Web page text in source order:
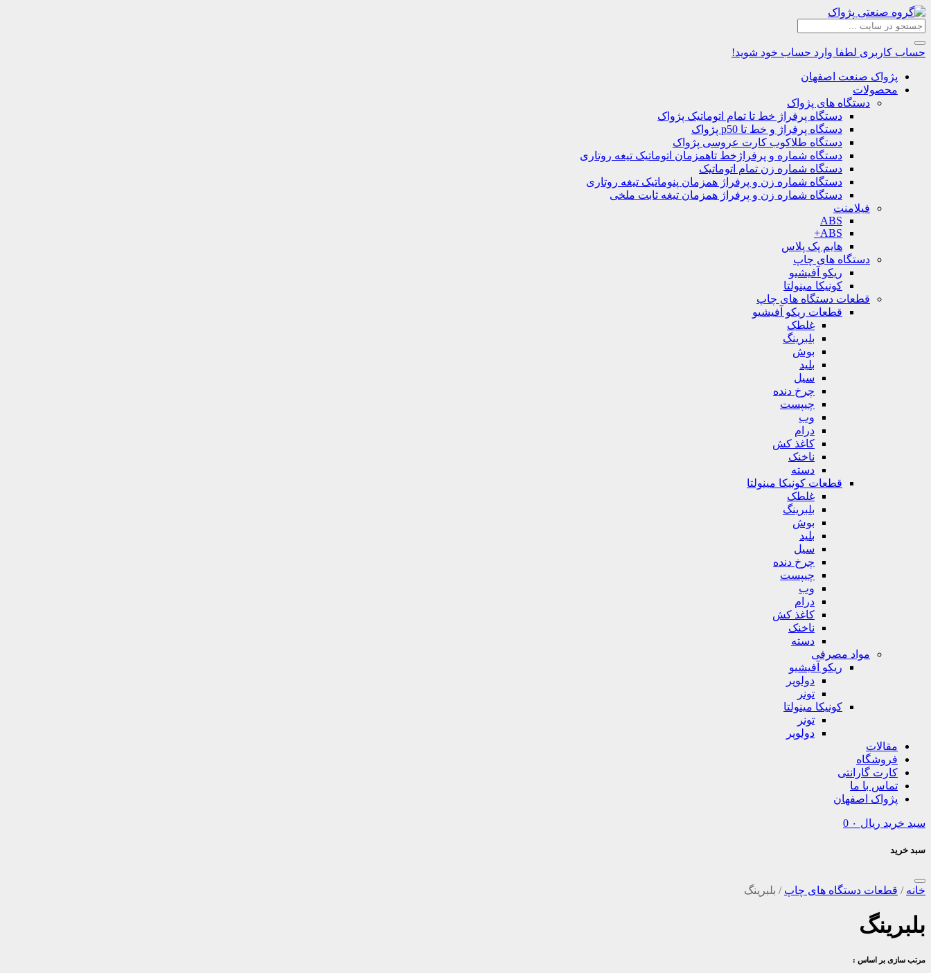
حساب کاربری لطفا وارد حساب خود شوید!
پژواک صنعت اصفهان
محصولات
دستگاه های پژواک
دستگاه پرفراژ خط تا تمام اتوماتیک پژواک
دستگاه پرفراژ و خط تا p50 پژواک
دستگاه طلاکوب کارت عروسی پژواک
دستگاه شماره و پرفراژخط تاهمزمان اتوماتیک تیغه روتاری
دستگاه شماره زن تمام اتوماتیک
دستگاه شماره زن و پرفراژ همزمان پنوماتیک تیغه روتاری
دستگاه شماره زن و پرفراژ همزمان تیغه ثابت ملخی
فیلامنت
ABS
ABS+
هایم پک پلاس
دستگاه های چاپ
ریکو آفیشیو
کونیکا مینولتا
قطعات دستگاه های چاپ
قطعات ریکو آفیشیو
غلطک
بلبرینگ
بوش
بلید
سیل
چرخ دنده
چیپست
وب
درام
کاغذ کش
ناخنک
دسته
قطعات کونیکا مینولتا
غلطک
بلبرینگ
بوش
بلید
سیل
چرخ دنده
چیپست
وب
درام
کاغذ کش
ناخنک
دسته
مواد مصرفی
ریکو آفیشیو
دولوپر
تونر
کونیکا مینولتا
تونر
دولوپر
مقالات
فروشگاه
کارت گارانتی
تماس با ما
پژواک اصفهان
سبد خرید ریال 0
سبد خرید
خانه / قطعات دستگاه های چاپ / بلبرینگ
بلبرینگ
مرتب سازی بر اساس :